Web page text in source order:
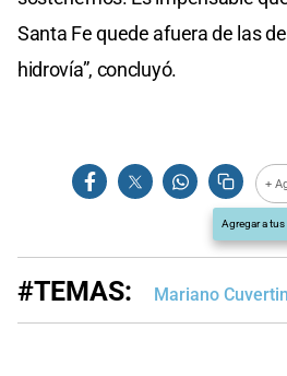
Santa Fe quede afuera de las
hidrovía”, concluyó.
+
Agregar a
#TEMAS: Mariano